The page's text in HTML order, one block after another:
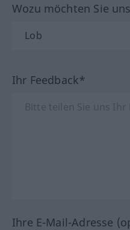
Wozu möchten Sie
Ihr Feedback*
Ihre E-Mail-Adresse